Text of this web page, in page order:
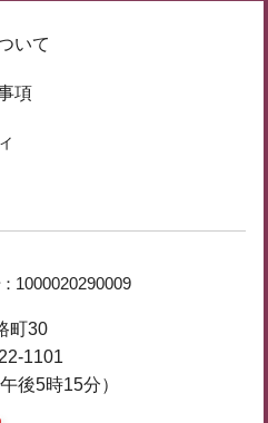
いて
項
1000020290009
町30
1101
後5時15分）